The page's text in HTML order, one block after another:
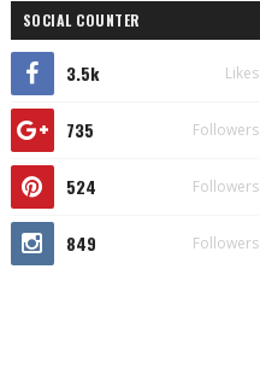
SOCIAL COUNTER
3.5k Likes
735 Followers
524 Followers
849 Followers